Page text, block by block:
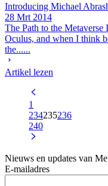
Introducing Michael
28 Mrt 2014
The Path to the
Oculus, and when I think
the......
Artikel lezen
1
234235236
240
Nieuws en updates van
E-mailadres